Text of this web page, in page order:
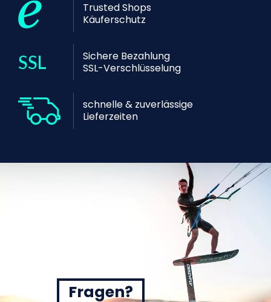
Trusted Shops
Käuferschutz
Sichere Bezahlung
SSL-Verschlüsselung
schnelle & zuverlässige
Lieferzeiten
Fragen?